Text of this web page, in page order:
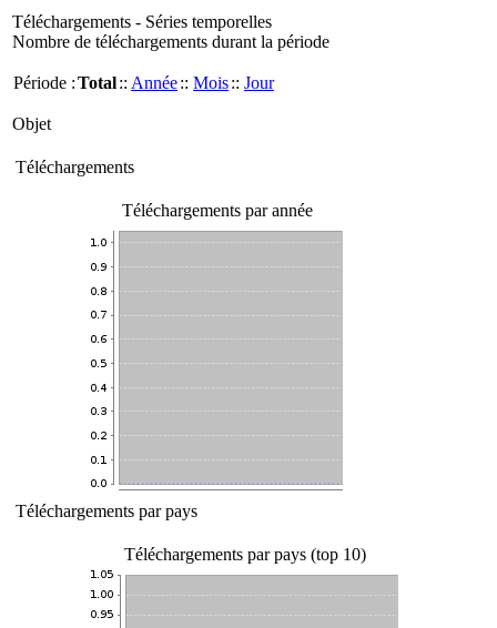
Téléchargements - Séries temporelles
Nombre de téléchargements durant la période
Période :Total:: Année:: Mois:: Jour
Objet
Téléchargements
Téléchargements par année
Téléchargements par pays
Téléchargements par pays (top 10)